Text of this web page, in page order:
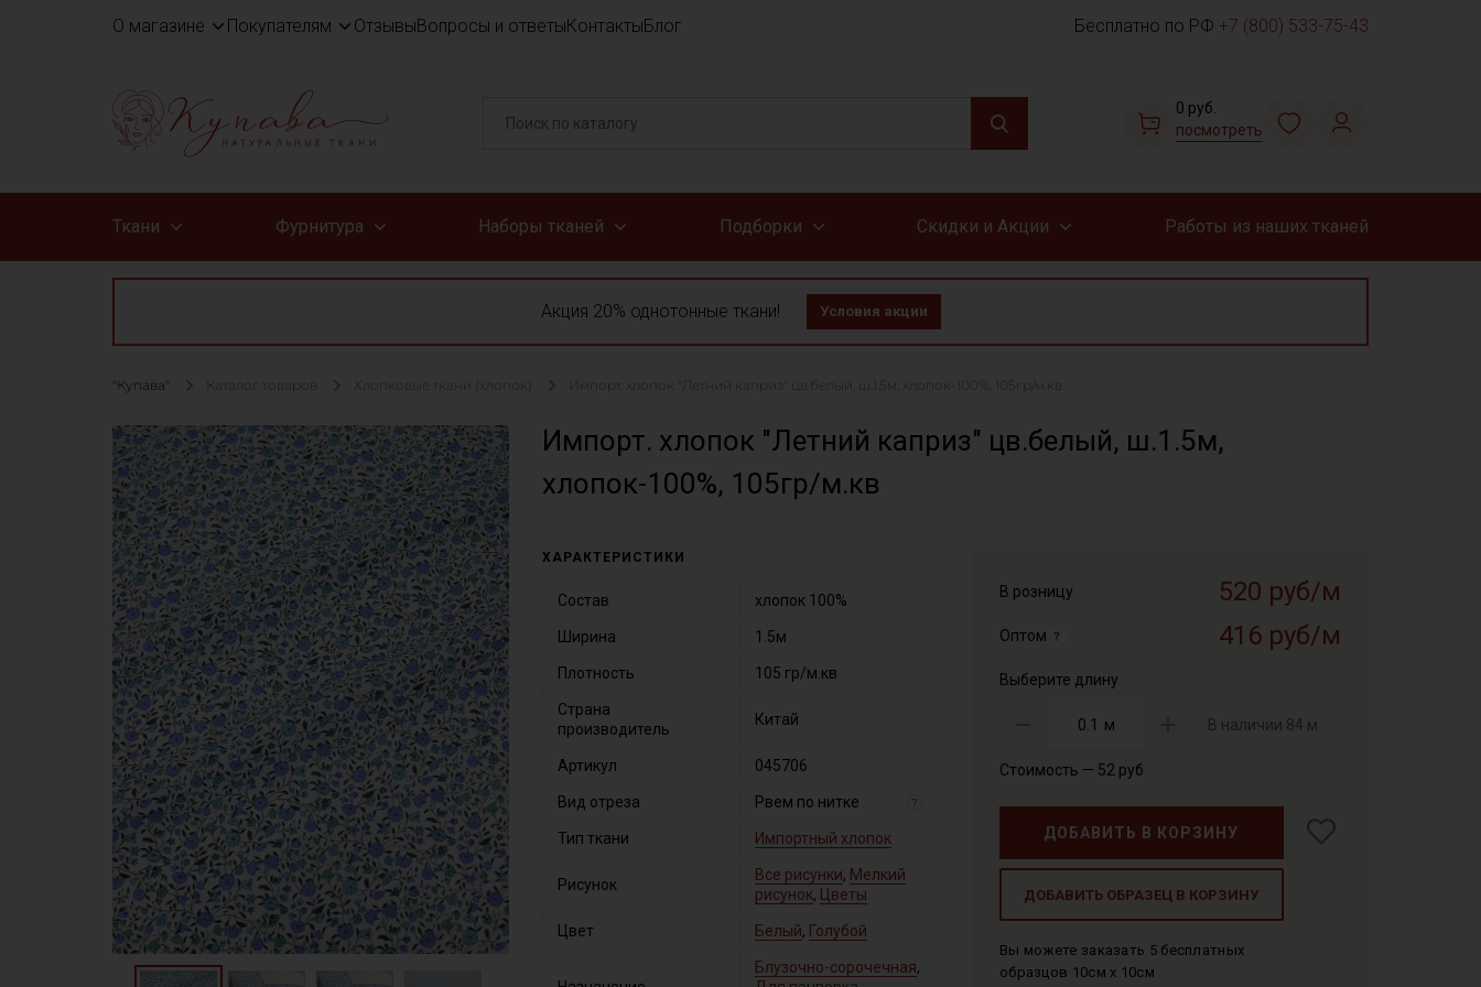
О магазине Покупателям ОтзывыВопросы и ответыКонтактыБлог Бесплатно по РФ +7 (800) 533-75-43
0 руб.
посмотреть
Ткани Фурнитура Наборы тканей Подборки Скидки и Акции Работы из наших тканей
Акция 20% однотонные ткани! Условия акции
"Купава" Каталог товаров Хлопковые ткани (хлопок) Импорт. хлопок "Летний каприз" цв.белый, ш.1.5м, хлопок-100%, 105гр/м.кв
Импорт. хлопок "Летний каприз" цв.белый, ш.1.5м,
хлопок-100%, 105гр/м.кв
В розницу 520 руб/м
Оптом 416 руб/м
Выберите длину
м В наличии 84 м
Стоимость — 52 руб
ДОБАВИТЬ В КОРЗИНУ
ДОБАВИТЬ ОБРАЗЕЦ В КОРЗИНУ
Вы можете заказать 5 бесплатных
образцов 10см x 10см
ХАРАКТЕРИСТИКИ
Состав хлопок 100%
Ширина 1.5м
Плотность 105 гр/м.кв
Страна
производитель
Китай
Артикул 045706
Вид отреза Рвем по нитке ?
Тип ткани Импортный хлопок
Рисунок
Все рисунки, Мелкий
рисунок, Цветы
Цвет Белый, Голубой
Блузочно-сорочечная,